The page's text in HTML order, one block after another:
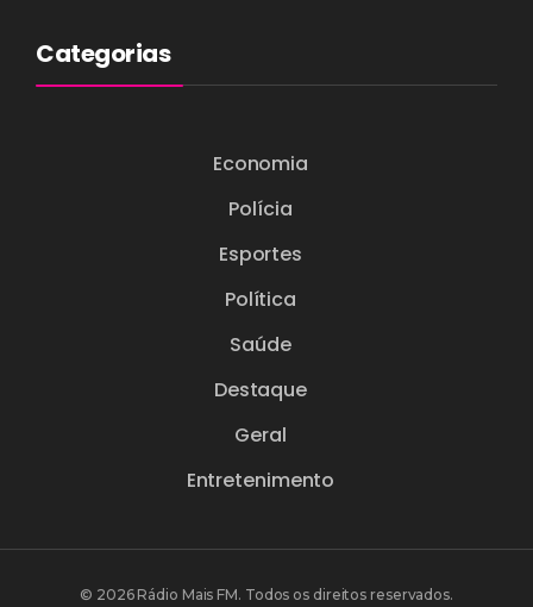
Categorias
Economia
Polícia
Esportes
Política
Saúde
Destaque
Geral
Entretenimento
© 2026 Rádio Mais FM. Todos os direitos reservados.